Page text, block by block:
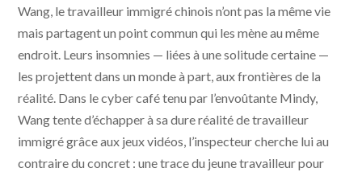
Wang, le travailleur immigré chinois n’ont pas la même vie
mais partagent un point commun qui les mène au même
endroit. Leurs insomnies — liées à une solitude certaine —
les projettent dans un monde à part, aux frontières de la
réalité. Dans le cyber café tenu par l’envoûtante Mindy,
Wang tente d’échapper à sa dure réalité de travailleur
immigré grâce aux jeux vidéos, l’inspecteur cherche lui au
contraire du concret : une trace du jeune travailleur pour